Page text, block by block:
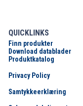
QUICKLINKS
Finn produkter
Download datablader
Produktkatalog
Privacy Policy
Samtykkeerklæring